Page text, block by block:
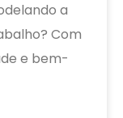
a
Com
e bem-